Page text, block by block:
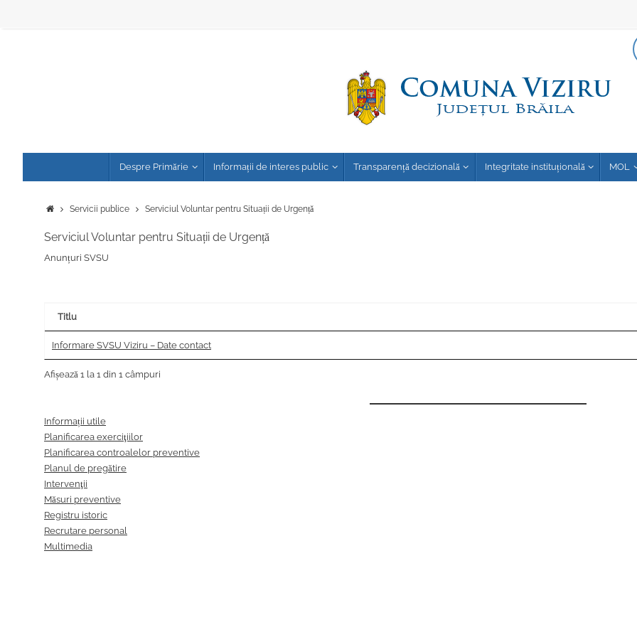
Despre Primărie Informații de interes public Transparență decizională Integritate instituțională MOL
PrimaServicii publice Serviciul Voluntar pentru Situații de Urgență
Serviciul Voluntar pentru Situații de Urgență
Anunțuri SVSU
Titlu
Informare SVSU Viziru – Date contact
Afișează 1 la 1 din 1 câmpuri
Informații utile
Planificarea exerciţiilor
Planificarea controalelor preventive
Planul de pregătire
Intervenţii
Măsuri preventive
Registru istoric
Recrutare personal
Multimedia